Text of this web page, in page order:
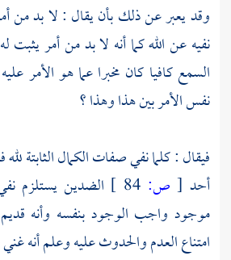
وقد يعبر عن ذلك بأن يقال : لا بد
نفيه عن الله كما أنه لا بد من أمر
السمع كافيا كان مخبرا عما هو الأمر
نفس الأمر بين هذا وهذا ؟
فيقال : كلما نفي صفات الكمال الثابتة
أحد [ ص:
الضدين يستلزم
موجود واجب الوجود بنفسه وأنه
امتناع العدم والحدوث عليه وعلم أنه